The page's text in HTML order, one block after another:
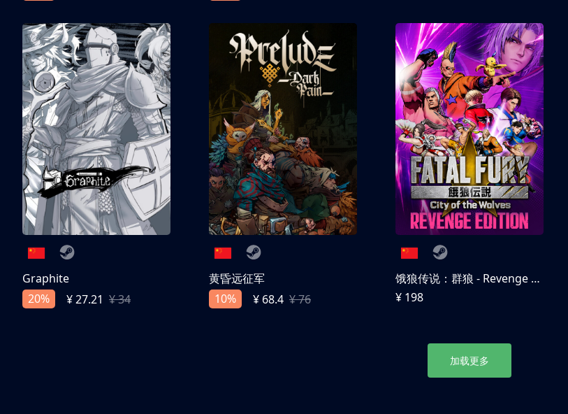
Graphite
20%
¥ 27.21 ¥ 34
黄昏远征军
10%
¥ 68.4 ¥ 76
饿狼传说：群狼 - Revenge Edition
¥ 198
加载更多